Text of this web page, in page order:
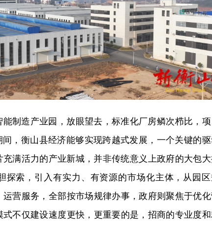
制造产业园，放眼望去，标准化厂房鳞次栉比，
，衡山县经济能够实现跨越式发展，一个关键的
满活力的产业新城，并非传统意义上政府的大包
探索，引入有实力、有资源的市场化主体，从园
营服务，全部按市场规律办事，政府则聚焦于优
不仅建设速度更快，更重要的是，招商的专业度